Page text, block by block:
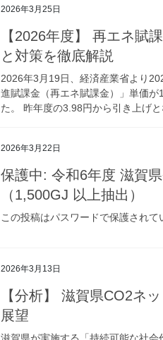
2026年3月25日
【2026年度】 再エネ賦
と対策を徹底解説
2026年3月19日、経済産業省より
進賦課金（再エネ賦課金）」単価
た。 昨年度の3.98円から引き上げ
2026年3月22日
保護中: 令和6年度 滋賀
（1,500GJ 以上抽出）
この投稿はパスワードで保護されて
2026年3月13日
【分析】 滋賀県CO2ネ
展望